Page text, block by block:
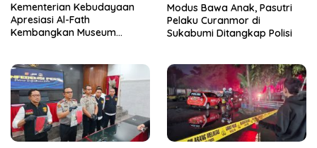
Kementerian Kebudayaan
Apresiasi Al-Fath
Kembangkan Museum
Modus Bawa Anak, Pasutri
Pelaku Curanmor di
Sukabumi Ditangkap Polisi